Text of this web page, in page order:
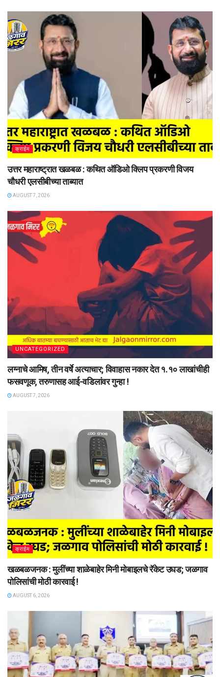
क्राईम
उत्तर महाराष्ट्रात खळबळ : कथित ऑडिओ क्लिप प्रकरणी विजय
चौधरी एलसीबीच्या ताब्यात
AUGUST 7, 2026
UNCATEGORIZED
लग्नाचे आमिष, तीन वर्षे अत्याचार; विवाहास नकार देत १.१० लाखांचीही
फसवणूक, तरुणासह आई-वडिलांवर गुन्हा !
AUGUST 7, 2026
क्राईम
खळबळजनक : मुलींच्या शाळेबाहेर मिनी मोबाइलचे रॅकेट उघड; जळगाव
पोलिसांची मोठी कारवाई !
AUGUST 6, 2026